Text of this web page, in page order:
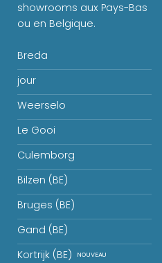
showrooms aux Pays-Bas
ou en Belgique.
Breda
jour
Weerselo
Le Gooi
Culemborg
Bilzen (BE)
Bruges (BE)
Gand (BE)
Kortrijk (BE)